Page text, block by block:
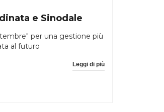
e Sinodale
per una gestione più
al futuro
Leggi di più